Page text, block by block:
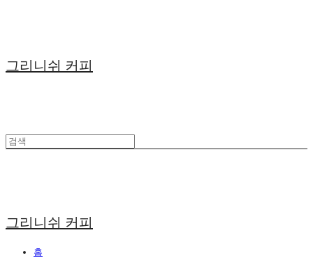
그리니쉬 커피
그리니쉬 커피
홈